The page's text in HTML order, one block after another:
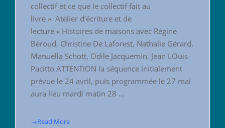
collectif et ce que le collectif fait au
livre » Atelier d’écriture et de
lecture « Histoires de maisons avec Régine
Béroud, Christine De Laforest, Nathalie Gérard,
Manuella Schott, Odile Jacquemin, Jean LOuis
Pacitto ATTENTION la séquence initialement
prévue le 24 avril, puis programmée le 27 mai
aura lieu mardi matin 28 …
→Read More